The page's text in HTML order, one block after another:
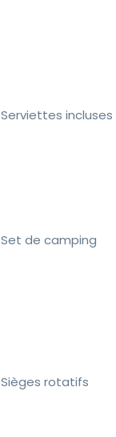
Serviettes incluses
Set de camping
Sièges rotatifs